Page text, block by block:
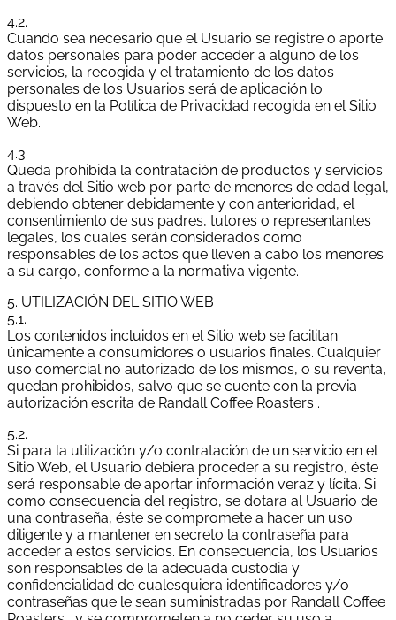
4.2.
Cuando sea necesario que el Usuario se registre o aporte
datos personales para poder acceder a alguno de los
servicios, la recogida y el tratamiento de los datos
personales de los Usuarios será de aplicación lo
dispuesto en la Política de Privacidad recogida en el Sitio
Web.
4.3.
Queda prohibida la contratación de productos y servicios
a través del Sitio web por parte de menores de edad legal,
debiendo obtener debidamente y con anterioridad, el
consentimiento de sus padres, tutores o representantes
legales, los cuales serán considerados como
responsables de los actos que lleven a cabo los menores
a su cargo, conforme a la normativa vigente.
5. UTILIZACIÓN DEL SITIO WEB
5.1.
Los contenidos incluidos en el Sitio web se facilitan
únicamente a consumidores o usuarios finales. Cualquier
uso comercial no autorizado de los mismos, o su reventa,
quedan prohibidos, salvo que se cuente con la previa
autorización escrita de Randall Coffee Roasters .
5.2.
Si para la utilización y/o contratación de un servicio en el
Sitio Web, el Usuario debiera proceder a su registro, éste
será responsable de aportar información veraz y lícita. Si
como consecuencia del registro, se dotara al Usuario de
una contraseña, éste se compromete a hacer un uso
diligente y a mantener en secreto la contraseña para
acceder a estos servicios. En consecuencia, los Usuarios
son responsables de la adecuada custodia y
confidencialidad de cualesquiera identificadores y/o
contraseñas que le sean suministradas por Randall Coffee